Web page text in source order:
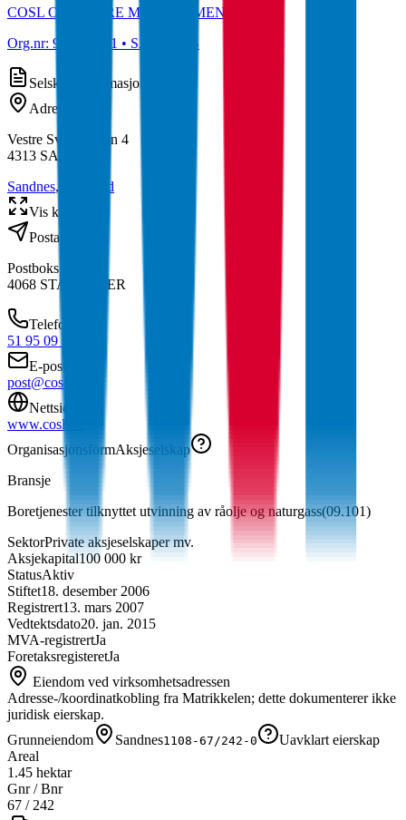
COSL OFFSHORE MANAGEMENT AS
Org.nr: 991030131 • SANDNES
Selskapsinformasjon
Adresse
Vestre Svanholmen 4
4313 SANDNES
Sandnes, Rogaland
Vis kart
Postadresse
Postboks 34
4068 STAVANGER
Telefon
51 95 09 00
E-post
post@cosl.no
Nettside
www.cosl.no
OrganisasjonsformAksjeselskap
Bransje
Boretjenester tilknyttet utvinning av råolje og naturgass(09.101)
SektorPrivate aksjeselskaper mv.
Aksjekapital100 000 kr
StatusAktiv
Stiftet18. desember 2006
Registrert13. mars 2007
Vedtektsdato20. jan. 2015
MVA-registrertJa
ForetaksregisteretJa
Eiendom ved virksomhetsadressen
Adresse-/koordinatkobling fra Matrikkelen; dette dokumenterer ikke
juridisk eierskap.
Grunneiendom
Sandnes1108-67/242-0
Uavklart eierskap
Areal
1.45 hektar
Gnr / Bnr
67 /242